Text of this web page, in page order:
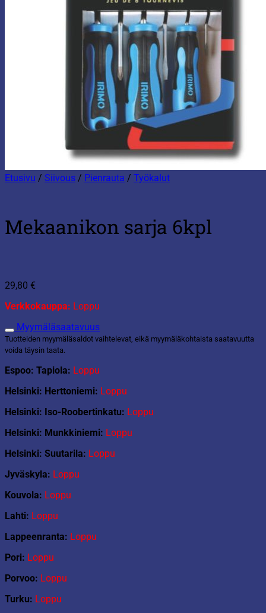
Etusivu / Siivous / Pienrauta / Työkalut
Mekaanikon sarja 6kpl
29,80 €
Verkkokauppa: Loppu
Myymäläsaatavuus
Tuotteiden myymäläsaldot vaihtelevat, eikä myymäläkohtaista saatavuutta
voida täysin taata.
Espoo: Tapiola: Loppu
Helsinki: Herttoniemi: Loppu
Helsinki: Iso-Roobertinkatu: Loppu
Helsinki: Munkkiniemi: Loppu
Helsinki: Suutarila: Loppu
Jyväskyla: Loppu
Kouvola: Loppu
Lahti: Loppu
Lappeenranta: Loppu
Pori: Loppu
Porvoo: Loppu
Turku: Loppu